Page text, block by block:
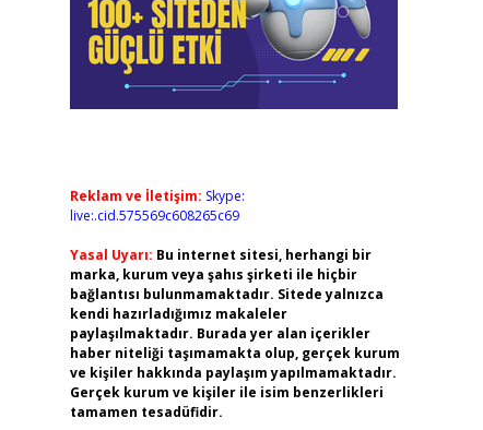
Reklam ve İletişim: Skype:
live:.cid.575569c608265c69
Yasal Uyarı: Bu internet sitesi, herhangi bir
marka, kurum veya şahıs şirketi ile hiçbir
bağlantısı bulunmamaktadır. Sitede yalnızca
kendi hazırladığımız makaleler
paylaşılmaktadır. Burada yer alan içerikler
haber niteliği taşımamakta olup, gerçek kurum
ve kişiler hakkında paylaşım yapılmamaktadır.
Gerçek kurum ve kişiler ile isim benzerlikleri
tamamen tesadüfidir.